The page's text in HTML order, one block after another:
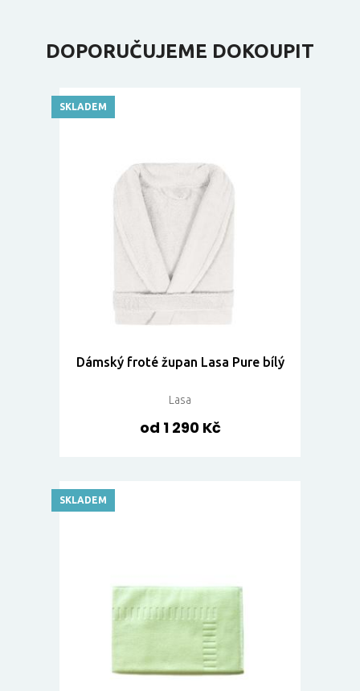
DOPORUČUJEME DOKOUPIT
Dámský froté župan Lasa Pure bílý
Lasa
od 1 290 Kč
SKLADEM
SKLADEM